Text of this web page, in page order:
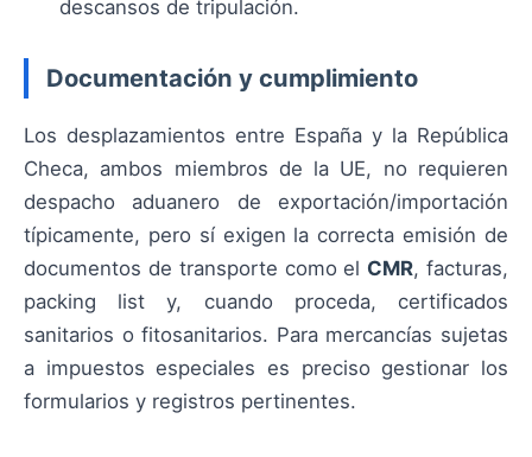
descansos de tripulación.
Documentación y cumplimiento
Los desplazamientos entre España y la República
Checa, ambos miembros de la UE, no requieren
despacho aduanero de exportación/importación
típicamente, pero sí exigen la correcta emisión de
documentos de transporte como el CMR, facturas,
packing list y, cuando proceda, certificados
sanitarios o fitosanitarios. Para mercancías sujetas
a impuestos especiales es preciso gestionar los
formularios y registros pertinentes.